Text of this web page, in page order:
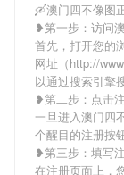
🛶澳门四不像图
❥第一步：访问
首先，打开您的
网址（http://
以通过搜索引擎
❥第二步：点击
一旦进入澳门四
个醒目的注册按
❥第三步：填写
在注册页面上，